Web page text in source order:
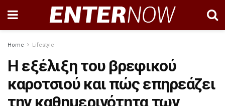
Home Lifestyle
Η εξέλιξη του βρεφικού
καροτσιού και πώς επηρεάζει
την καθημερινότητα των